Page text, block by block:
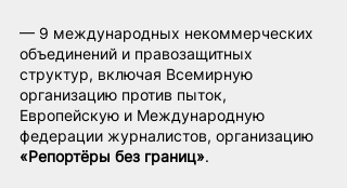
— 9 международных некоммерческих
объединений и правозащитных
структур, включая Всемирную
организацию против пыток,
Европейскую и Международную
федерации журналистов, организацию
«Репортёры без границ».